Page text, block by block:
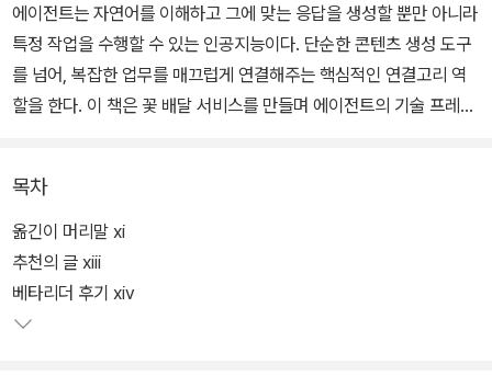
에이전트는 자연어를 이해하고 그에 맞는 응답을 생성할 뿐만 아니라
특정 작업을 수행할 수 있는 인공지능이다. 단순한 콘텐츠 생성 도구
를 넘어, 복잡한 업무를 매끄럽게 연결해주는 핵심적인 연결고리 역
할을 한다. 이 책은 꽃 배달 서비스를 만들며 에이전트의 기술 프레임
면서 에이전트의 설계와 구현을 상세히 분석하고, 에이전트 개발의
전망과 미래 트렌드까지 제시한다. GPT-4, OpenAI Assistants A
PI, LangChain, LlamaIndex, MetaGPT와 같은 최첨단 기술을 활
용하여 사무 자동화, 지능형 스케줄링, RAG 분야에서 에이전트가 수
행할 수 있는 놀라운 역할을 확인할 수 있다. 에이전트의 놀라운 성능
목차
옮긴이 머리말 xi
추천의 글 xiii
베타리더 후기 xiv